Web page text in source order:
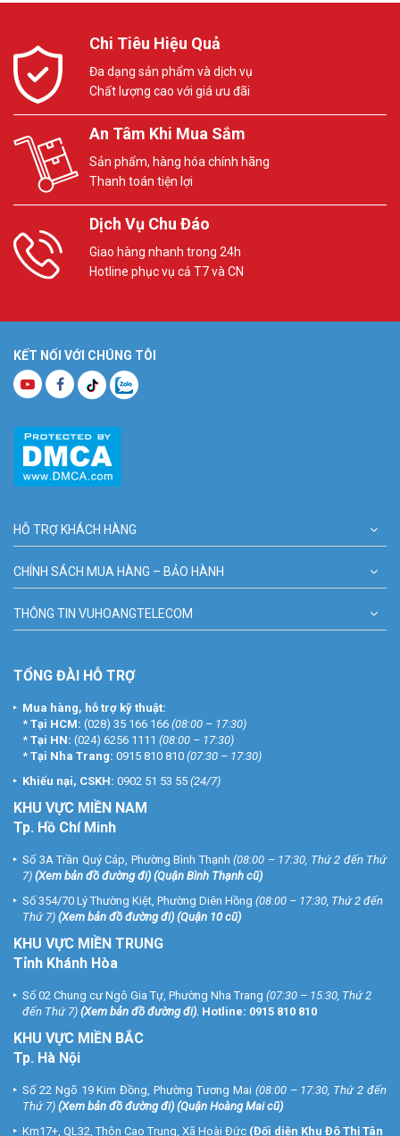
Chi Tiêu Hiệu Quả
Đa dạng sản phẩm và dịch vụ
Chất lượng cao với giá ưu đãi
An Tâm Khi Mua Sắm
Sản phẩm, hàng hóa chính hãng
Thanh toán tiện lợi
Dịch Vụ Chu Đáo
Giao hàng nhanh trong 24h
Hotline phục vụ cả T7 và CN
KẾT NỐI VỚI CHÚNG TÔI
HỖ TRỢ KHÁCH HÀNG
CHÍNH SÁCH MUA HÀNG – BẢO HÀNH
THÔNG TIN VUHOANGTELECOM
TỔNG ĐÀI HỖ TRỢ
Mua hàng, hỗ trợ kỹ thuật:
* Tại HCM: (028) 35 166 166 (08:00 – 17:30)
* Tại HN: (024) 6256 1111 (08:00 – 17:30)
* Tại Nha Trang: 0915 810 810 (07:30 – 17:30)
Khiếu nại, CSKH: 0902 51 53 55 (24/7)
KHU VỰC MIỀN NAM
Tp. Hồ Chí Minh
Số 3A Trần Quý Cáp, Phường Bình Thạnh (08:00 – 17:30, Thứ 2 đến Thứ
7) (Xem bản đồ đường đi) (Quận Bình Thạnh cũ)
Số 354/70 Lý Thường Kiệt, Phường Diên Hồng (08:00 – 17:30, Thứ 2 đến
Thứ 7) (Xem bản đồ đường đi) (Quận 10 cũ)
KHU VỰC MIỀN TRUNG
Tỉnh Khánh Hòa
Số 02 Chung cư Ngô Gia Tự, Phường Nha Trang (07:30 – 15:30, Thứ 2
đến Thứ 7) (Xem bản đồ đường đi). Hotline: 0915 810 810
KHU VỰC MIỀN BẮC
Tp. Hà Nội
Số 22 Ngõ 19 Kim Đồng, Phường Tương Mai (08:00 – 17:30, Thứ 2 đến
Thứ 7) (Xem bản đồ đường đi) (Quận Hoàng Mai cũ)
Km17+, QL32, Thôn Cao Trung, Xã Hoài Đức (Đối diện Khu Đô Thị Tân